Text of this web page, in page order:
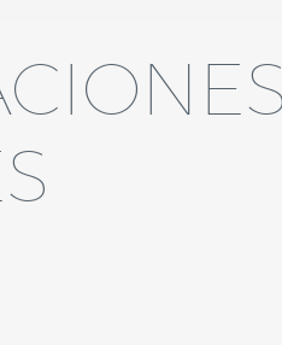
Quálitas en breve
Conducto Vial Quálitas